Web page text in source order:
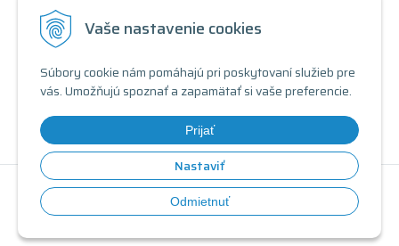
Vaše nastavenie cookies
Súbory cookie nám pomáhajú pri poskytovaní služieb pre
vás. Umožňujú spoznať a zapamätať si vaše preferencie.
Prijať
Nastaviť
Odmietnuť
Obchodné podmienky
Doprava a možnosti platby
Triedy a stavy produktov
© 2026 Renovovaný počítač •tvorba eshopu cez UNIobchod
webhostingspoločnostiWEBYGROUP